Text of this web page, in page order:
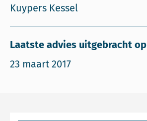
Kuypers Kessel
Laatste advies uitgebracht op
23 maart 2017